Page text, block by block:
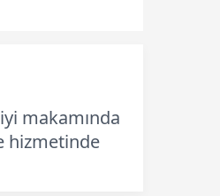
makamında
hizmetinde